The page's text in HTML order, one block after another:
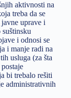
aktivnosti na
treba da se
uprave i
i odnosi se
i manje radi na
usluga (za šta
bi trebalo rešiti
administrativnih